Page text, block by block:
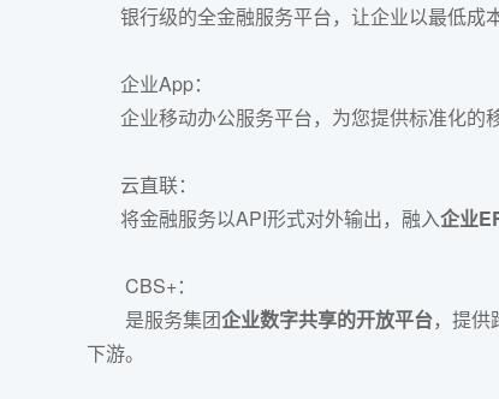
银行级的全金融服务平台，让企业以最低成
企业App：
企业移动办公服务平台，为您提供标准化的移
云直联：
将金融服务以API形式对外输出，融入企业
CBS+：
是服务集团企业数字共享的开放平台，提
下游。